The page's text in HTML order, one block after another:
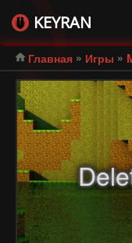
KEYRAN
Главная » Игры »